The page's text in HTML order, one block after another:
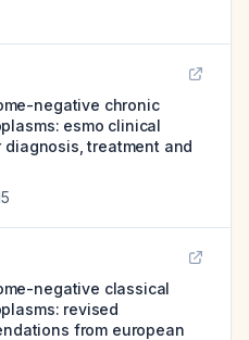
negative chronic
esmo clinical
treatment and
negative classical
revised
from european